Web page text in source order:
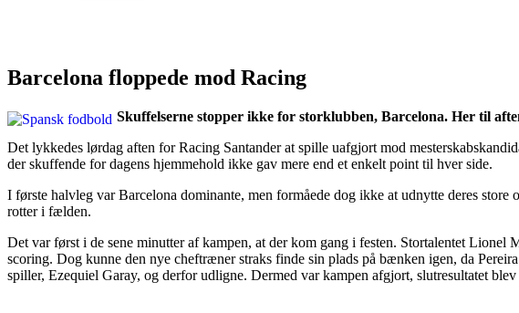
Barcelona floppede mod Racing
Skuffelserne stopper ikke for storklubben, Barcelona. Her til
Det lykkedes lørdag aften for Racing Santander at spille uafgjort mod
der skuffende for dagens hjemmehold ikke gav mere end et enkelt point til hver side.
I første halvleg var Barcelona dominante, men formåede dog ikke at udnytte deres
rotter i fælden.
Det var først i de sene minutter af kampen, at der kom gang i festen. Stortalentet
scoring. Dog kunne den nye cheftræner straks finde sin plads på bænken igen, da
spiller, Ezequiel Garay, og derfor udligne. Dermed var kampen afgjort, slutresultatet blev